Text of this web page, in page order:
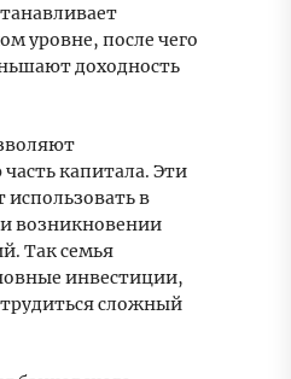
уровне, после чего
доходность
капитала. Эти
использовать в
возникновении
Так семья
инвестиции,
сложный